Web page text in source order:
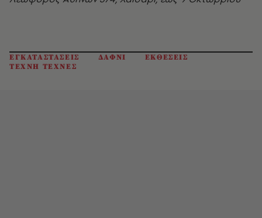
ΕΓΚΑΤΑΣΤΑΣΕΙΣ ΔΑΦΝΙ
ΕΚΘΕΣΕΙΣ
ΤΕΧΝΗ ΤΕΧΝΕΣ